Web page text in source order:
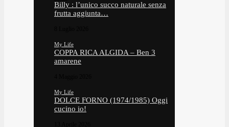
Billy : l’unico succo naturale senza
frutta aggiunta…
My Life
COPPA RICA ALGIDA – Ben 3
amarene
My Life
DOLCE FORNO (1974/1985) Oggi
cucino io!